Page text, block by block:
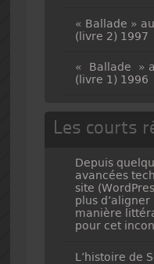
« Ballade »
(livre 2) 1997
« Ballade »
(livre 1) 1996
Les courts
Depuis
avancées
site
plus d’aligner
manière
pour cet
L’histoire de